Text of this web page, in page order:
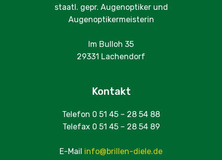
staatl. gepr. Augenoptiker und
Augenoptikermeisterin
Im Bulloh 35
29331 Lachendorf
Kontakt
Telefon 0 51 45 – 28 54 88
Telefax 0 51 45 – 28 54 89
E-Mail info@brillen-diele.de